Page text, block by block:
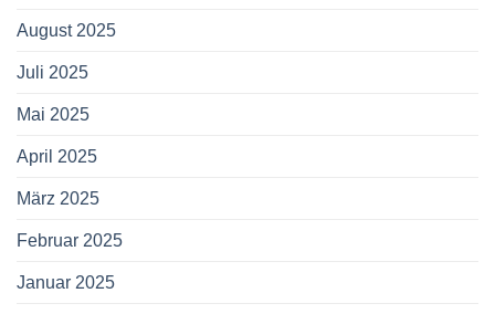
August 2025
Juli 2025
Mai 2025
April 2025
März 2025
Februar 2025
Januar 2025